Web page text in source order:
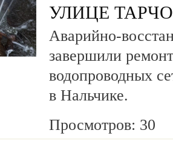
УЛИЦЕ
Аварийно-
завершили
водопроводных
в Нальчике.
Просмотров: 30